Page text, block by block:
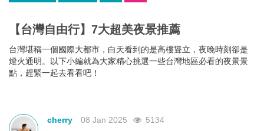
【台灣自由行】7大超美夜景推薦
台灣堪稱一個國際大都市，白天看到的是高樓聳立，夜晚時刻卻是
燈火通明。以下小編就為大家精心挑選一些台灣地區必看的夜景景
點，趕緊一起去看看吧！
cherry 08 Jan 2025 5134